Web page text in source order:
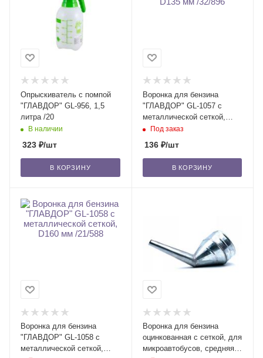
Опрыскиватель с помпой
"ГЛАВДОР" GL-956, 1,5
литра /20
В наличии
323 ₽/шт
В КОРЗИНУ
Воронка для бензина
"ГЛАВДОР" GL-1057 с
металлической сеткой,
D135 мм /32/896
Под заказ
136₽/шт
В КОРЗИНУ
Воронка для бензина
"ГЛАВДОР" GL-1058 с
металлической сеткой,
Воронка для бензина
оцинкованная с сеткой, для
микроавтобусов, средняя,